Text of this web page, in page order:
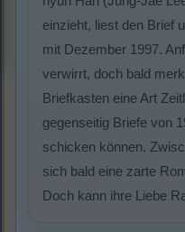
einzieht, liest den Brief
mit Dezember 1997.
verwirrt, doch bald
Briefkasten eine Art
gegenseitig Briefe von
schicken können.
sich bald eine zarte
Doch kann ihre Liebe